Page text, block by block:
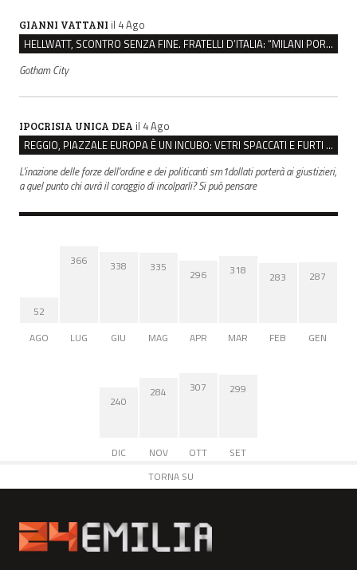
GIANNI VATTANI il 4 Ago
HELLWATT, SCONTRO SENZA FINE. FRATELLI D’ITALIA: “MILANI PORTA DOCUMENTI, DE FRANCO INSULTI”
Gotham City
IPOCRISIA UNICA DEA il 4 Ago
REGGIO, PIAZZALE EUROPA È UN INCUBO: VETRI SPACCATI E FURTI SULLE AUTO IN SOSTA
L'inazione delle forze dell'ordine e dei politicanti sm1dollati porterà ai giustizieri,
a quel punto chi avrà il coraggio di incolparli? Si può pensare
52
AGO
366
LUG
338
GIU
335
MAG
296
APR
318
MAR
283
FEB
287
GEN
240
DIC
284
NOV
307
OTT
299
SET
TORNA SU